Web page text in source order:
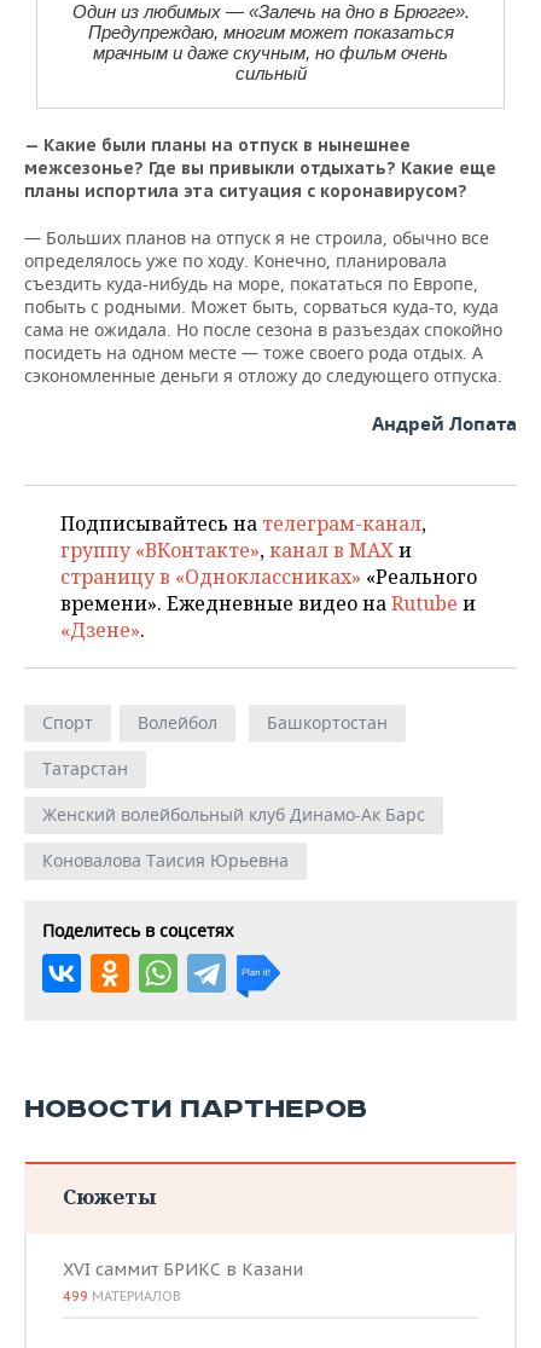
Один из любимых — «Залечь на дно в Брюгге».
Предупреждаю, многим может показаться
мрачным и даже скучным, но фильм очень
сильный
— Какие были планы на отпуск в нынешнее
межсезонье? Где вы привыкли отдыхать? Какие еще
планы испортила эта ситуация с коронавирусом?
— Больших планов на отпуск я не строила, обычно все
определялось уже по ходу. Конечно, планировала
съездить куда-нибудь на море, покататься по Европе,
побыть с родными. Может быть, сорваться куда-то, куда
сама не ожидала. Но после сезона в разъездах спокойно
посидеть на одном месте — тоже своего рода отдых. А
сэкономленные деньги я отложу до следующего отпуска.
Андрей Лопата
Подписывайтесь на телеграм-канал,
группу «ВКонтакте»,канал в MAXи
страницу в «Одноклассниках» «Реального
времени». Ежедневные видео наRutube и
«Дзене».
Спорт Волейбол
Башкортостан
Татарстан
Женский волейбольный клуб Динамо-Ак Барс
Коновалова Таисия Юрьевна
Поделитесь в соцсетях
НОВОСТИ ПАРТНЕРОВ
Сюжеты
XVI саммит БРИКС в Казани
499 МАТЕРИАЛОВ